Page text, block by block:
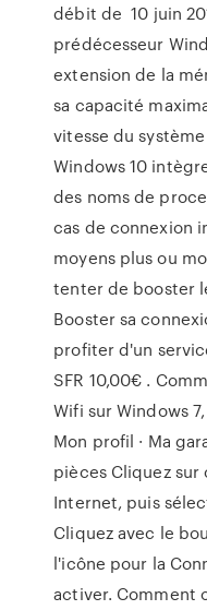
débit de 10 juin
prédécesseur
extension de la
sa capacité
vitesse du
Windows 10
des noms de
cas de connexion
moyens plus ou
tenter de booster
Booster sa
profiter d'un
SFR 10,00€ .
Wifi sur Windows
Mon profil · Ma
pièces Cliquez sur
Internet, puis
Cliquez avec le
l'icône pour la
activer. Comment